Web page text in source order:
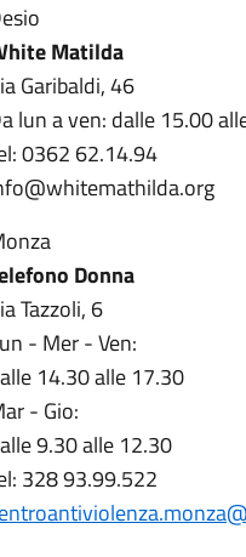
Matilda
Garibaldi, 46
lun a ven: dalle 15.00
0362 62.14.94
Donna
Tazzoli, 6
- Mer - Ven:
14.30 alle 17.30
- Gio:
9.30 alle 12.30
328 93.99.522